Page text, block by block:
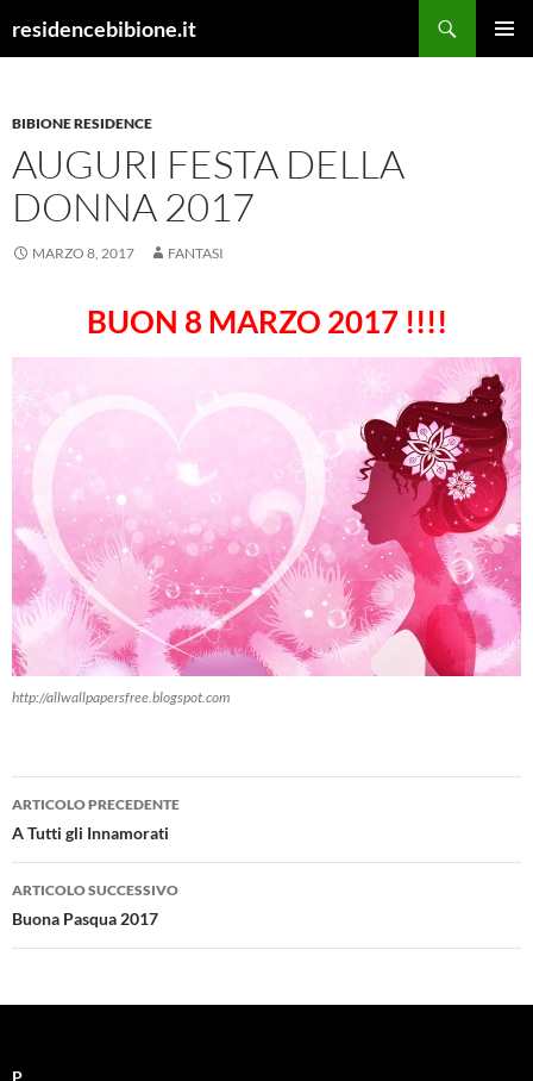
residencebibione.it
BIBIONE RESIDENCE
AUGURI FESTA DELLA
DONNA 2017
MARZO 8, 2017 FANTASI
BUON 8 MARZO 2017 !!!!
http://allwallpapersfree.blogspot.com
Navigazione
articolo
ARTICOLO PRECEDENTE
A Tutti gli Innamorati
ARTICOLO SUCCESSIVO
Buona Pasqua 2017
P